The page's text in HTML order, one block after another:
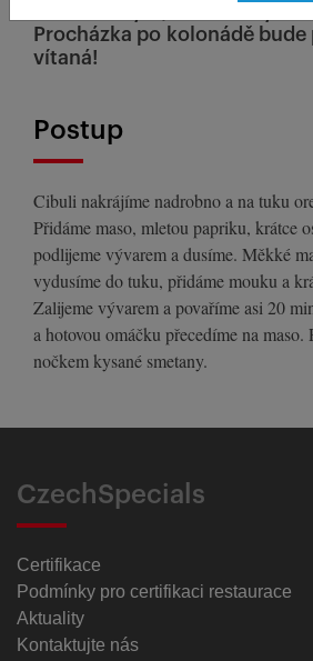
Procházka po kolonádě bude
vítaná!
Postup
Cibuli nakrájíme nadrobno a na tuku
Přidáme maso, mletou papriku, krátce
podlijeme vývarem a dusíme. Měkké
vydusíme do tuku, přidáme mouku a
Zalijeme vývarem a povaříme asi 20
a hotovou omáčku přecedíme na
nočkem kysané smetany.
CzechSpecials
Certifikace
Podmínky pro certifikaci restaurace
Aktuality
Kontaktujte nás